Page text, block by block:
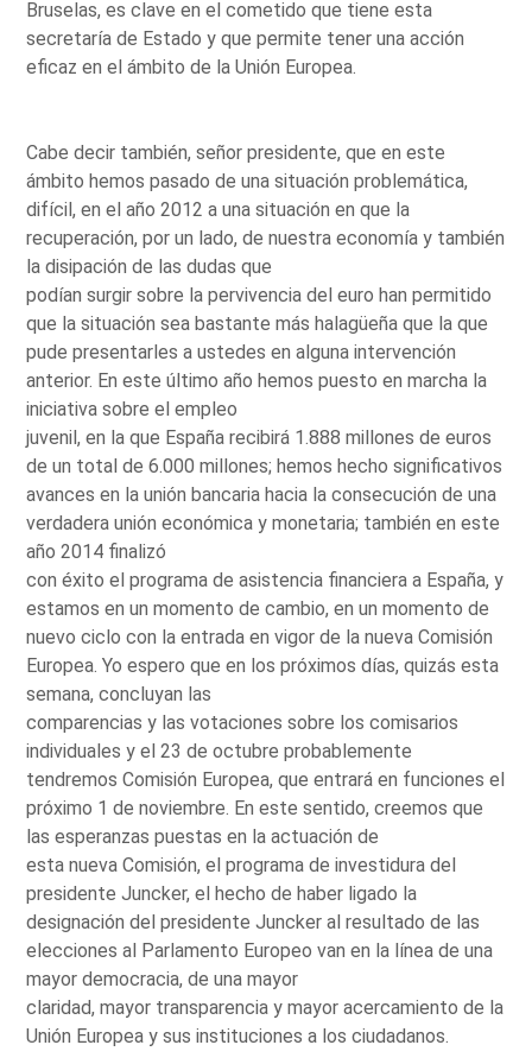
Bruselas, es clave en el cometido que tiene esta
secretaría de Estado y que permite tener una acción
eficaz en el ámbito de la Unión Europea.
Cabe decir también, señor presidente, que en este
ámbito hemos pasado de una situación problemática,
difícil, en el año 2012 a una situación en que la
recuperación, por un lado, de nuestra economía y también
la disipación de las dudas que
podían surgir sobre la pervivencia del euro han permitido
que la situación sea bastante más halagüeña que la que
pude presentarles a ustedes en alguna intervención
anterior. En este último año hemos puesto en marcha la
iniciativa sobre el empleo
juvenil, en la que España recibirá 1.888 millones de euros
de un total de 6.000 millones; hemos hecho significativos
avances en la unión bancaria hacia la consecución de una
verdadera unión económica y monetaria; también en este
año 2014 finalizó
con éxito el programa de asistencia financiera a España, y
estamos en un momento de cambio, en un momento de
nuevo ciclo con la entrada en vigor de la nueva Comisión
Europea. Yo espero que en los próximos días, quizás esta
semana, concluyan las
comparencias y las votaciones sobre los comisarios
individuales y el 23 de octubre probablemente
tendremos Comisión Europea, que entrará en funciones el
próximo 1 de noviembre. En este sentido, creemos que
las esperanzas puestas en la actuación de
esta nueva Comisión, el programa de investidura del
presidente Juncker, el hecho de haber ligado la
designación del presidente Juncker al resultado de las
elecciones al Parlamento Europeo van en la línea de una
mayor democracia, de una mayor
claridad, mayor transparencia y mayor acercamiento de la
Unión Europea y sus instituciones a los ciudadanos.